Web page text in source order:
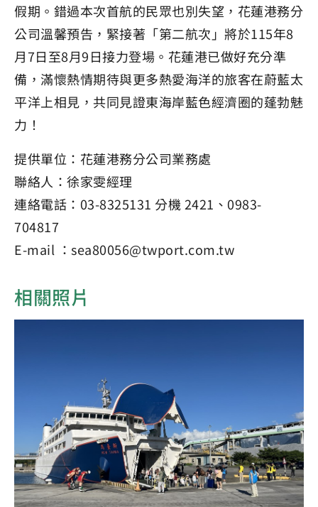
假期。錯過本次首航的民眾也別失望，花蓮港務分
公司溫馨預告，緊接著「第二航次」將於115年8
月7日至8月9日接力登場。花蓮港已做好充分準
備，滿懷熱情期待與更多熱愛海洋的旅客在蔚藍太
平洋上相見，共同見證東海岸藍色經濟圈的蓬勃魅
力！
提供單位：花蓮港務分公司業務處
聯絡人：徐家雯經理
連絡電話：03-8325131 分機 2421、0983-
704817
E-mail ：sea80056@twport.com.tw
相關照片